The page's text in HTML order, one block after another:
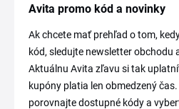
Avita promo kód a novinky
Ak chcete mať prehľad o tom,
kód, sledujte newsletter obchodu
Aktuálnu Avita zľavu si tak
kupóny platia len obmedzený
porovnajte dostupné kódy a